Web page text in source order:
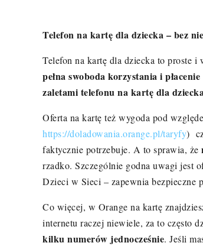
Telefon na kartę dla dziecka – bez
Telefon na kartę dla dziecka to proste
pełna swoboda korzystania i
zaletami telefonu na kartę dla
Oferta na kartę też wygoda pod
https://doladowania.orange.pl/taryfy)
faktycznie potrzebuje. A to sprawia, że
rzadko. Szczególnie godna uwagi jest
Dzieci w Sieci – zapewnia bezpieczne
Co więcej, w Orange na kartę
internetu raczej niewiele, za to często
kilku numerów jednocześnie. Jeśli